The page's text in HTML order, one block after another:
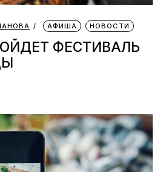
АФИША НОВОСТИ
ФЕСТИВАЛЬ